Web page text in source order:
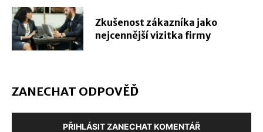
Zkušenost zákazníka jako
nejcennější vizitka firmy
ZANECHAT ODPOVĚĎ
PŘIHLÁSIT ZANECHAT KOMENTÁŘ